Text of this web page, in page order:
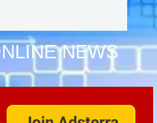
NEWS